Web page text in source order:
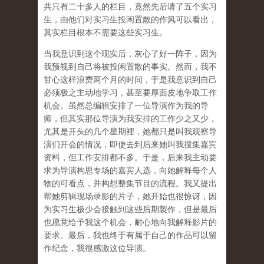
共只有二十多人的栏目，竟然先后请了五个实习
生，由他们对实习生投闲置散的作风可以看出，
其实栏目根本不需要这些实习生。
当我意识到这个现实后，灰心了好一阵子，因为
我预视到自己将被投闲置散的事实。然而，我不
甘心这样浪费两个月的时间，于是我意识到自己
必须极之主动地学习，甚至要厚面皮地争取工作
机会。虽然总编辑安排了一位导演作为我的导
师，但其实那位导演为我安排的工作少之又少，
尤其是开头的几个星期裡，她都只是叫我观察导
演们开会的情况，即使去到后来她叫我搜集嘉宾
资料，但工作安排都不多。于是，后来我主动要
求为导演构思专场的嘉宾人选，向她解释每个人
物的可看点，并构想整集节目的流程。我又提出
帮她剪辑现场录影的片子，她开始也很惊讶，因
为实习生极少会接触到这些后期製作，但是最后
也愿意给予我这个机会，耐心地向我解释影片的
要求。最后，我也终于有属于自己的作品可以留
作纪念，我很感激这位导演。